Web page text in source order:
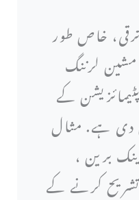
خاص طور
لرننگ
کے
دی ہے. مثال
برین ،
کرنے کے